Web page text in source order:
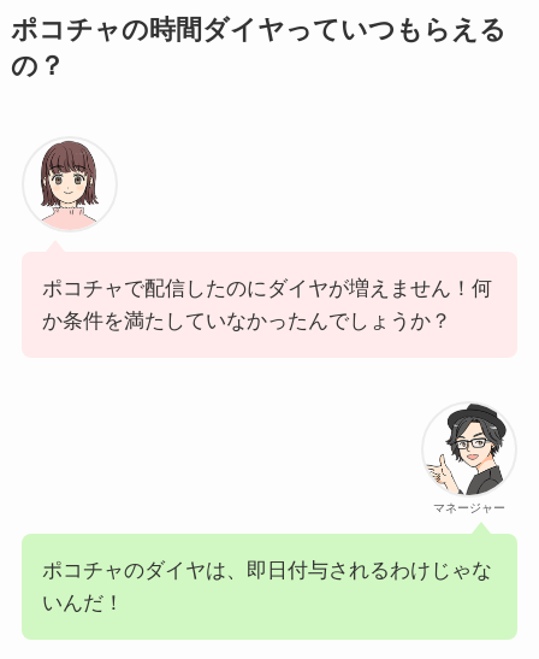
ポコチャの時間ダイヤっていつもらえる
の？
ポコチャで配信したのにダイヤが増えません！何
か条件を満たしていなかったんでしょうか？
マネージャー
ポコチャのダイヤは、即日付与されるわけじゃな
いんだ！